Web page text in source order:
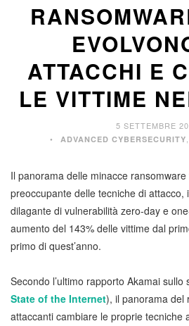
ATTACCHI E
LE VITTIME
5 SETTEMBRE
ADVANCED CYBERSECURITY
Il panorama delle minacce
preoccupante delle tecniche di attacco,
dilagante di vulnerabilità zero-day e
aumento del 143% delle vittime dal
primo di quest’anno.
Secondo l’ultimo rapporto Akamai sullo
State of the Internet), il panorama del
attaccanti cambiare le proprie tecniche